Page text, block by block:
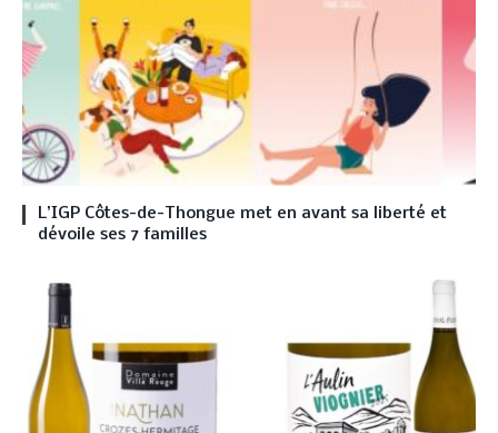
L’IGP Côtes-de-Thongue met en avant sa liberté et
dévoile ses 7 familles